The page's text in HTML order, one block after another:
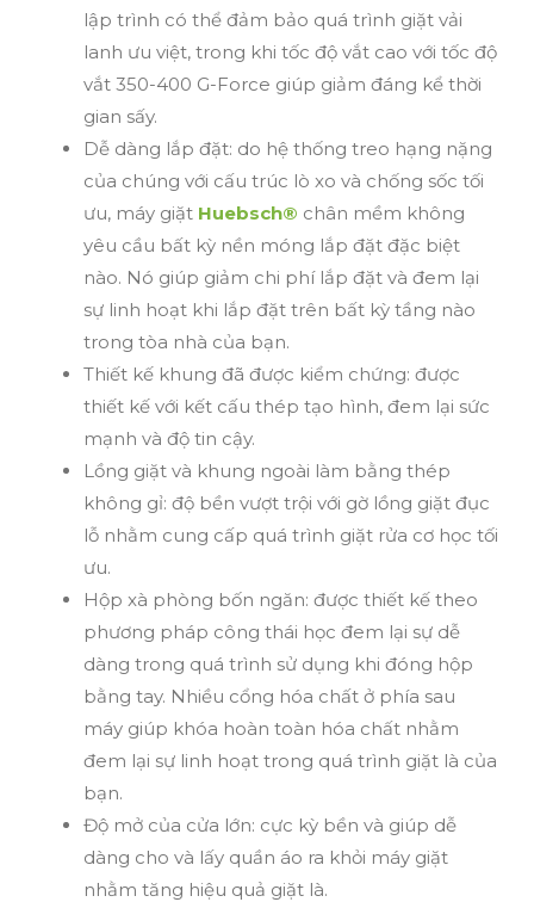
lập trình có thể đảm bảo quá trình giặt vải
lanh ưu việt, trong khi tốc độ vắt cao với tốc độ
vắt 350-400 G-Force giúp giảm đáng kể thời
gian sấy.
Dễ dàng lắp đặt: do hệ thống treo hạng nặng
của chúng với cấu trúc lò xo và chống sốc tối
ưu, máy giặt Huebsch® chân mềm không
yêu cầu bất kỳ nền móng lắp đặt đặc biệt
nào. Nó giúp giảm chi phí lắp đặt và đem lại
sự linh hoạt khi lắp đặt trên bất kỳ tầng nào
trong tòa nhà của bạn.
Thiết kế khung đã được kiểm chứng: được
thiết kế với kết cấu thép tạo hình, đem lại sức
mạnh và độ tin cậy.
Lồng giặt và khung ngoài làm bằng thép
không gỉ: độ bền vượt trội với gờ lồng giặt đục
lỗ nhằm cung cấp quá trình giặt rửa cơ học tối
ưu.
Hộp xà phòng bốn ngăn: được thiết kế theo
phương pháp công thái học đem lại sự dễ
dàng trong quá trình sử dụng khi đóng hộp
bằng tay. Nhiều cổng hóa chất ở phía sau
máy giúp khóa hoàn toàn hóa chất nhằm
đem lại sự linh hoạt trong quá trình giặt là của
bạn.
Độ mở của cửa lớn: cực kỳ bền và giúp dễ
dàng cho và lấy quần áo ra khỏi máy giặt
nhằm tăng hiệu quả giặt là.